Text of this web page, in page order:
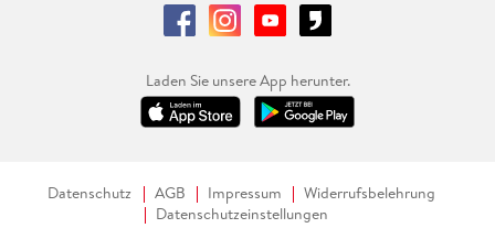
Laden Sie unsere App herunter.
Datenschutz AGB Impressum
Widerrufsbelehrung
Datenschutzeinstellungen